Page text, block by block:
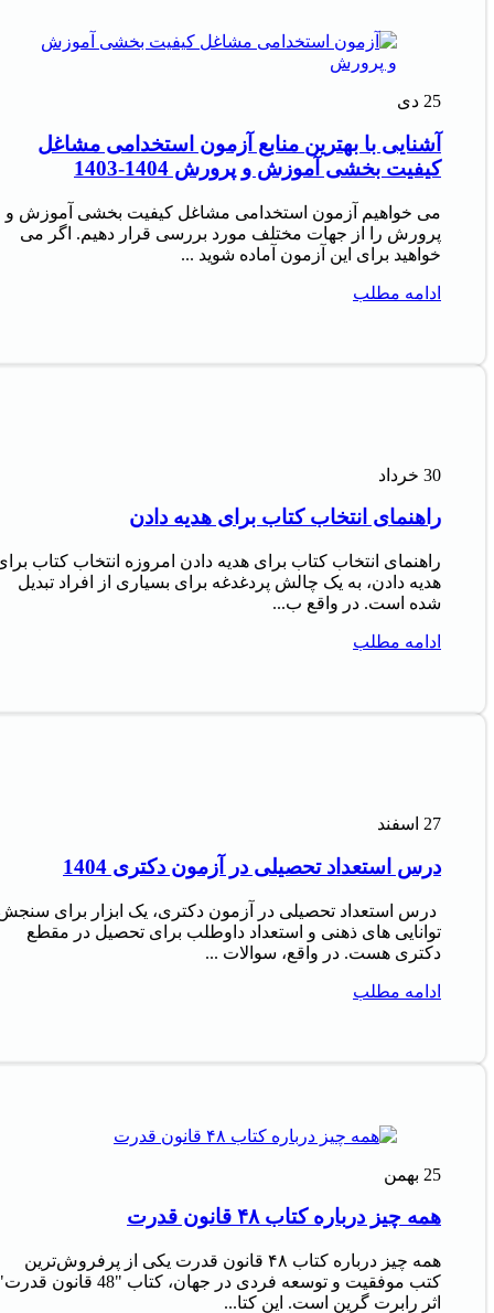
25 دی
آشنایی با بهترین منابع آزمون استخدامی مشاغل
کیفیت بخشی آموزش و پرورش 1404-1403
می خواهیم آزمون استخدامی مشاغل کیفیت بخشی آموزش و
پرورش را از جهات مختلف مورد بررسی قرار دهیم. اگر می
خواهید برای این آزمون آماده شوید ...
ادامه مطلب
30 خرداد
راهنمای انتخاب کتاب برای هدیه دادن
راهنمای انتخاب کتاب برای هدیه دادن امروزه انتخاب کتاب
هدیه دادن، به یک چالش پردغدغه برای بسیاری از افراد تبدیل
شده است. در واقع ب...
ادامه مطلب
27 اسفند
درس استعداد تحصیلی در آزمون دکتری 1404
درس استعداد تحصیلی در آزمون دکتری، یک ابزار برای
توانایی های ذهنی و استعداد داوطلب برای تحصیل در مقطع
دکتری هست. در واقع، سوالات ...
ادامه مطلب
25 بهمن
همه چیز درباره کتاب ۴۸ قانون قدرت
همه چیز درباره کتاب ۴۸ قانون قدرت یکی از پرفروش‌ترین
کتب موفقیت و توسعه فردی در جهان، کتاب "48 قانون
اثر رابرت گرین است. این کتا...